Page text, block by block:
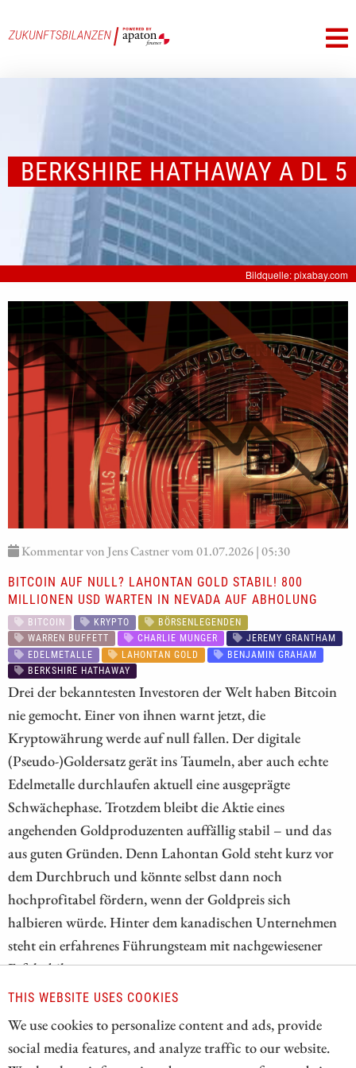
THIS WEBSITE USES COOKIES
We use cookies to personalize content and ads, provide
social media features, and analyze traffic to our website.
BERKSHIRE HATHAWAY A DL 5
Bildquelle: pixabay.com
Kommentar von Jens Castner vom 01.07.2026 | 05:30
BITCOIN AUF NULL? LAHONTAN GOLD STABIL! 800
MILLIONEN USD WARTEN IN NEVADA AUF ABHOLUNG
BITCOIN KRYPTO
BÖRSENLEGENDEN
WARREN BUFFETT
CHARLIE MUNGER
JEREMY GRANTHAM
EDELMETALLE
LAHONTAN GOLD
BENJAMIN GRAHAM
BERKSHIRE HATHAWAY
Drei der bekanntesten Investoren der Welt haben Bitcoin
nie gemocht. Einer von ihnen warnt jetzt, die
Kryptowährung werde auf null fallen. Der digitale
(Pseudo-)Goldersatz gerät ins Taumeln, aber auch echte
Edelmetalle durchlaufen aktuell eine ausgeprägte
Schwächephase. Trotzdem bleibt die Aktie eines
angehenden Goldproduzenten auffällig stabil – und das
aus guten Gründen. Denn Lahontan Gold steht kurz vor
dem Durchbruch und könnte selbst dann noch
hochprofitabel fördern, wenn der Goldpreis sich
halbieren würde. Hinter dem kanadischen Unternehmen
steht ein erfahrenes Führungsteam mit nachgewiesener
Erfolgsbilanz.